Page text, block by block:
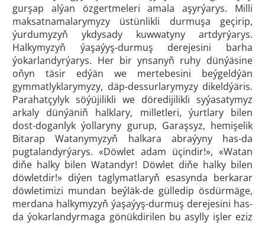
gurşap alýan özgertmeleri amala aşyrýarys. Milli
maksatnamalarymyzy üstünlikli durmuşa geçirip,
ýurdumyzyň ykdysady kuwwatyny artdyrýarys.
Halkymyzyň ýaşaýyş-durmuş derejesini barha
ýokarlandyrýarys. Her bir ynsanyň ruhy dünýäsine
oňyn täsir edýän we mertebesini beýgeldýän
gymmatlyklarymyzy, däp-dessurlarymyzy dikeldýäris.
Parahatçylyk söýüjilikli we döredijilikli syýasatymyz
arkaly dünýäniň halklary, milletleri, ýurtlary bilen
dost-doganlyk ýollaryny gurup, Garaşsyz, hemişelik
Bitarap Watanymyzyň halkara abraýyny has-da
pugtalandyrýarys. «Döwlet adam üçindir!», «Watan
diňe halky bilen Watandyr! Döwlet diňe halky bilen
döwletdir!» diýen taglymatlaryň esasynda berkarar
döwletimizi mundan beýläk-de gülledip ösdürmäge,
merdana halkymyzyň ýaşaýyş-durmuş derejesini has-
da ýokarlandyrmaga gönükdirilen bu asylly işler eziz